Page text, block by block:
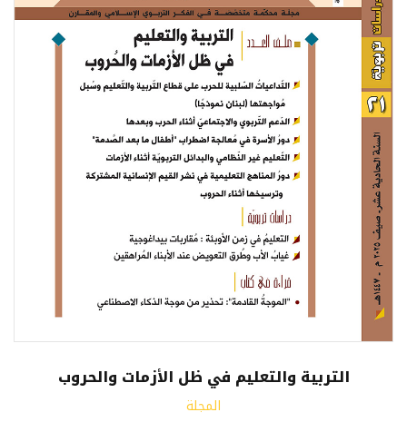
التربية والتعليم في ظل الأزمات والحروب
المجلة